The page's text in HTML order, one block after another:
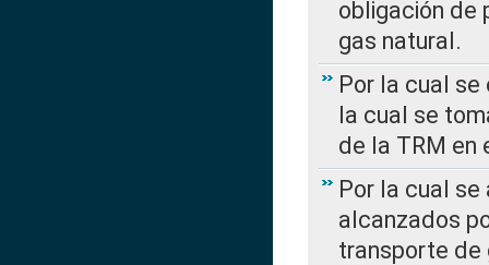
obligación de
gas natural.
Por la cual se
la cual se
de la TRM en
Por la cual
alcanzados
transporte de